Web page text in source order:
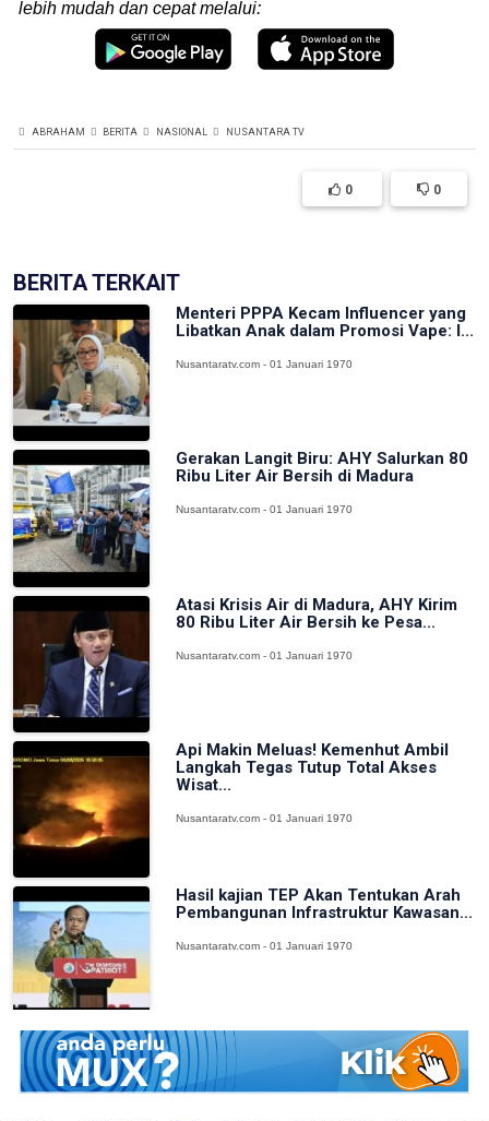
lebih mudah dan cepat melalui:
ABRAHAM BERITA NASIONAL NUSANTARA TV
0 0
BERITA TERKAIT
Menteri PPPA Kecam Influencer yang
Libatkan Anak dalam Promosi Vape: I...
Nusantaratv.com - 01 Januari 1970
Gerakan Langit Biru: AHY Salurkan 80
Ribu Liter Air Bersih di Madura
Nusantaratv.com - 01 Januari 1970
Atasi Krisis Air di Madura, AHY Kirim
80 Ribu Liter Air Bersih ke Pesa...
Nusantaratv.com - 01 Januari 1970
Api Makin Meluas! Kemenhut Ambil
Langkah Tegas Tutup Total Akses
Wisat...
Nusantaratv.com - 01 Januari 1970
Hasil kajian TEP Akan Tentukan Arah
Pembangunan Infrastruktur Kawasan...
Nusantaratv.com - 01 Januari 1970